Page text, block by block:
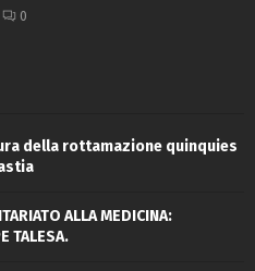
0
della rottamazione quinquies
ALLA MEDICINA:
TALESA.